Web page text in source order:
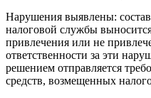
Нарушения выявлены:
налоговой службы
привлечения или не
ответственности за эти
решением отправляется
средств, возмещенных